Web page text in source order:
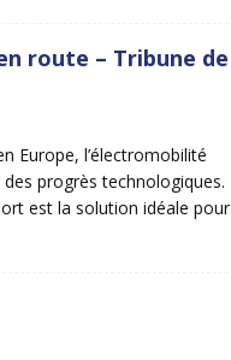
route – Tribune de
Europe, l’électromobilité
progrès technologiques.
est la solution idéale pour